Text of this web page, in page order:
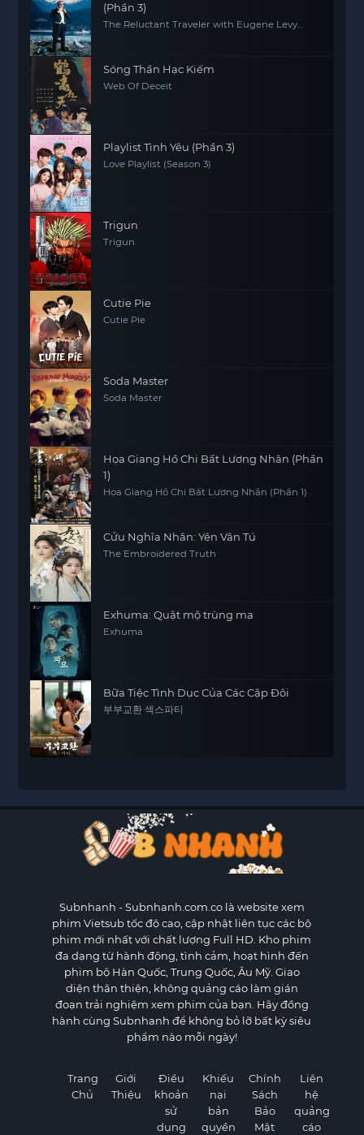
(Phần 3)
The Reluctant Traveler with Eugene Levy
Sóng Thần Hạc Kiếm
Web Of Deceit
Playlist Tình Yêu (Phần 3)
Love Playlist (Season 3)
Trigun
Trigun
Cutie Pie
Cutie Pie
Soda Master
Soda Master
Họa Giang Hồ Chi Bất Lương Nhân (Phần
1)
Họa Giang Hồ Chi Bất Lương Nhân (Phần 1)
Cửu Nghĩa Nhân: Yên Vân Tú
The Embroidered Truth
Exhuma: Quật mộ trùng ma
Exhuma
Bữa Tiệc Tình Dục Của Các Cặp Đôi
부부교환 섹스파티
Subnhanh - Subnhanh.com.co là website xem
phim Vietsub tốc độ cao, cập nhật liên tục các bộ
phim mới nhất với chất lượng Full HD. Kho phim
đa dạng từ hành động, tình cảm, hoạt hình đến
phim bộ Hàn Quốc, Trung Quốc, Âu Mỹ. Giao
diện thân thiện, không quảng cáo làm gián
đoạn trải nghiệm xem phim của bạn. Hãy đồng
hành cùng Subnhanh để không bỏ lỡ bất kỳ siêu
phẩm nào mỗi ngày!
Trang
Chủ
Giới
Thiệu
Điều
khoản
sử
dụng
Khiếu
nại
bản
quyền
Chính
Sách
Bảo
Mật
Liên
hệ
quảng
cáo